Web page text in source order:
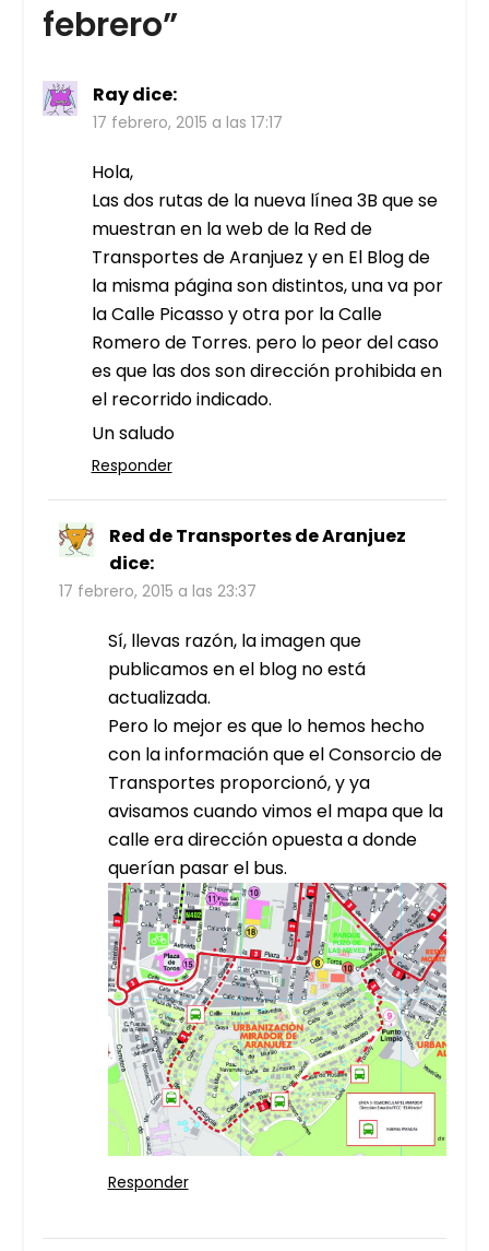
febrero”
Raydice:
17 febrero, 2015 a las 17:17
Hola,
Las dos rutas de la nueva línea 3B que se
muestran en la web de la Red de
Transportes de Aranjuez y en El Blog de
la misma página son distintos, una va por
la Calle Picasso y otra por la Calle
Romero de Torres. pero lo peor del caso
es que las dos son dirección prohibida en
el recorrido indicado.
Un saludo
Responder
Red de Transportes de Aranjuez
dice:
17 febrero, 2015 a las 23:37
Sí, llevas razón, la imagen que
publicamos en el blog no está
actualizada.
Pero lo mejor es que lo hemos hecho
con la información que el Consorcio de
Transportes proporcionó, y ya
avisamos cuando vimos el mapa que la
calle era dirección opuesta a donde
querían pasar el bus.
Responder